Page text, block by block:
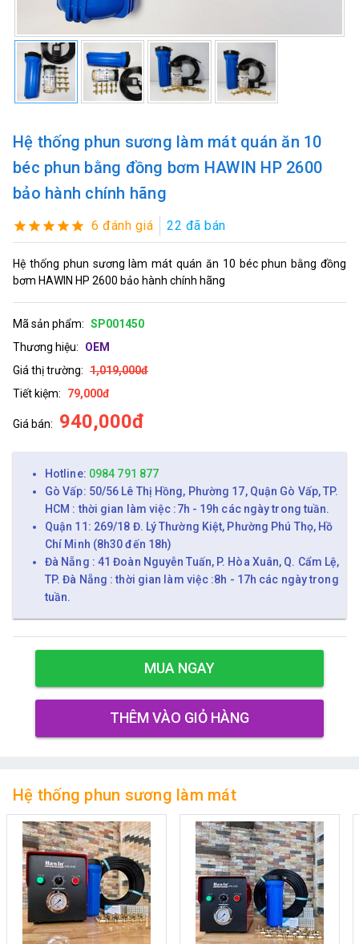
Hệ thống phun sương làm mát quán ăn 10
béc phun bằng đồng bơm HAWIN HP 2600
bảo hành chính hãng
6 đánh giá 22 đã bán
Hệ thống phun sương làm mát quán ăn 10 béc phun bằng đồng
bơm HAWIN HP 2600 bảo hành chính hãng
Mã sản phẩm: SP001450
Thương hiệu:
OEM
Giá thị trường: 1,019,000đ
Tiết kiệm:
79,000đ
Giá bán: 940,000đ
Hotline: 0984 791 877
Gò Vấp: 50/56 Lê Thị Hồng, Phường 17, Quận Gò Vấp, TP.
HCM : thời gian làm việc :7h - 19h các ngày trong tuần.
Quận 11: 269/18 Đ. Lý Thường Kiệt, Phường Phú Thọ, Hồ
Chí Minh (8h30 đến 18h)
Đà Nẵng : 41 Đoàn Nguyễn Tuấn, P. Hòa Xuân, Q. Cẩm Lệ,
TP. Đà Nẵng : thời gian làm việc :8h - 17h các ngày trong
tuần.
MUA NGAY
THÊM VÀO GIỎ HÀNG
Hệ thống phun sương làm mát